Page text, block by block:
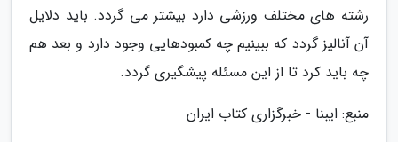
رشته های مختلف ورزشی دارد بیشتر می گردد. باید دلایل
آن آنالیز گردد که ببینیم چه کمبودهایی وجود دارد و بعد هم
چه باید کرد تا از این مسئله پیشگیری گردد.
منبع: ایبنا - خبرگزاری کتاب ایران